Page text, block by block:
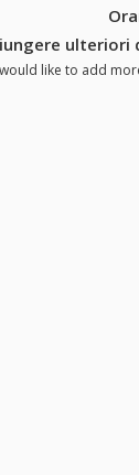
ulteriori
like to add